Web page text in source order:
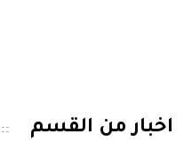
اخبار من القسم